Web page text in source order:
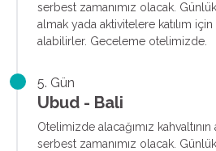
serbest zamanımız olacak.
almak yada aktivitelere katılım
alabilirler. Geceleme otelimizde.
5. Gün
Ubud - Bali
Otelimizde alacağımız
serbest zamanımız olacak.